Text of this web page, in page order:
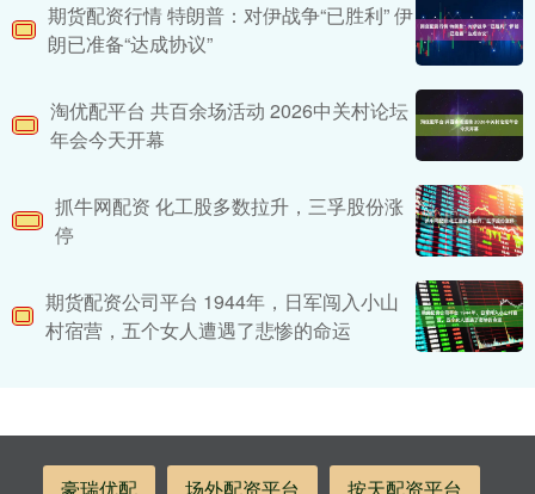
期货配资行情 特朗普：对伊战争“已胜利” 伊
朗已准备“达成协议”
淘优配平台 共百余场活动 2026中关村论坛
年会今天开幕
抓牛网配资 化工股多数拉升，三孚股份涨
停
期货配资公司平台 1944年，日军闯入小山
村宿营，五个女人遭遇了悲惨的命运